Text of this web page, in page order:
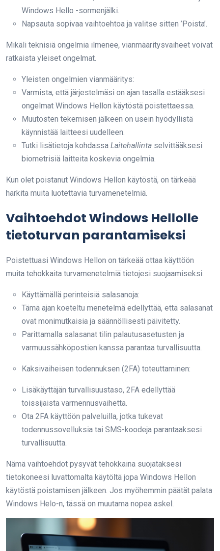
Windows Hello -sormenjälki.
Napsauta sopivaa vaihtoehtoa ja valitse sitten ’Poista’.
Mikäli teknisiä ongelmia ilmenee, vianmääritysvaiheet voivat
ratkaista yleiset ongelmat.
Yleisten ongelmien vianmääritys:
Varmista, että järjestelmäsi on ajan tasalla estääksesi
ongelmat Windows Hellon käytöstä poistettaessa.
Muutosten tekemisen jälkeen on usein hyödyllistä
käynnistää laitteesi uudelleen.
Tutki lisätietoja kohdassa Laitehallinta selvittääksesi
biometrisiä laitteita koskevia ongelmia.
Kun olet poistanut Windows Hellon käytöstä, on tärkeää
harkita muita luotettavia turvamenetelmiä.
Vaihtoehdot Windows Hellolle
tietoturvan parantamiseksi
Poistettuasi Windows Hellon on tärkeää ottaa käyttöön
muita tehokkaita turvamenetelmiä tietojesi suojaamiseksi.
Käyttämällä perinteisiä salasanoja:
Tämä ajan koeteltu menetelmä edellyttää, että salasanat
ovat monimutkaisia ja säännöllisesti päivitetty.
Parittamalla salasanat tilin palautusasetusten ja
varmuussähköpostien kanssa parantaa turvallisuutta.
Kaksivaiheisen todennuksen (2FA) toteuttaminen:
Lisäkäyttäjän turvallisuustaso, 2FA edellyttää
toissijaista varmennusvaihetta.
Ota 2FA käyttöön palveluilla, jotka tukevat
todennussovelluksia tai SMS-koodeja parantaaksesi
turvallisuutta.
Nämä vaihtoehdot pysyvät tehokkaina suojataksesi
tietokoneesi luvattomalta käytöltä jopa Windows Hellon
käytöstä poistamisen jälkeen. Jos myöhemmin päätät palata
Windows Helo-n, tässä on muutama nopea askel.